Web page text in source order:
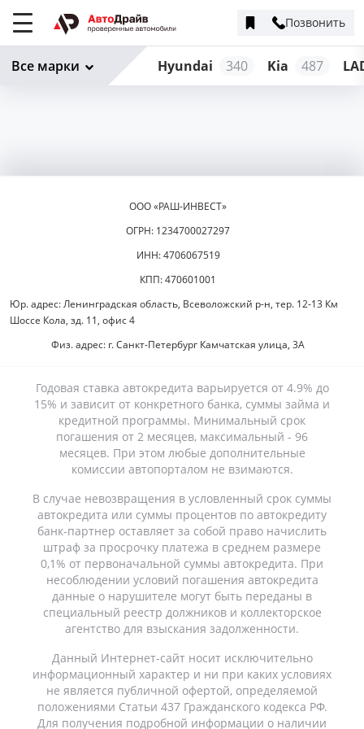
Позвонить
Hyundai 340 Kia 487
Все марки
ООО «РАШ-ИНВЕСТ»
ОГРН: 1234700027297
ИНН: 4706067519
КПП: 470601001
Юр. адрес: Ленинградская область, Всеволожский р-н, тер. 12-13 Км
Шоссе Кола, зд. 11, офис 4
Физ. адрес: г. Санкт-Петербург Камчатская улица, 3А
Годовая ставка автокредита варьируется от 4.9% до
15% и зависит от конкретного банка, суммы займа и
кредитной программы. Минимальный срок
погашения от 2 месяцев, максимальный - 96
месяцев. При этом любые дополнительные
комиссии автопорталом не взимаются.
В случае невозвращения в условленный срок суммы
автокредита или суммы процентов по автокредиту
банк-партнер оставляет за собой право начислить
штраф за просрочку платежа в среднем размере
0,1% от первоначальной суммы автокредита. При
несоблюдении условий погашения автокредита
данные о нарушителе могут быть переданы в
специальный реестр должников и коллекторское
агентство для взыскания задолженности.
Данный Интернет-сайт носит исключительно
информационный характер и ни при каких условиях
не является публичной офертой, определяемой
положениями Статьи 437 Гражданского кодекса РФ.
Для получения подробной информации о наличии